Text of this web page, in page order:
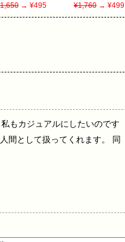
→ ¥495 ¥1,760→ ¥499
もカジュアルにしたいのです
間として扱ってくれます。 同